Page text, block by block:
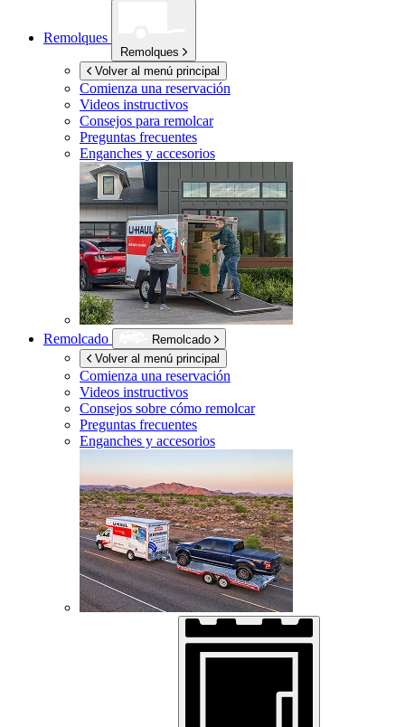
Remolques
Remolques
Volver al menú principal
Comienza una reservación
Videos instructivos
Consejos para remolcar
Preguntas frecuentes
Enganches y accesorios
Remolcado
Remolcado
Volver al menú principal
Comienza una reservación
Videos instructivos
Consejos sobre cómo remolcar
Preguntas frecuentes
Enganches y accesorios